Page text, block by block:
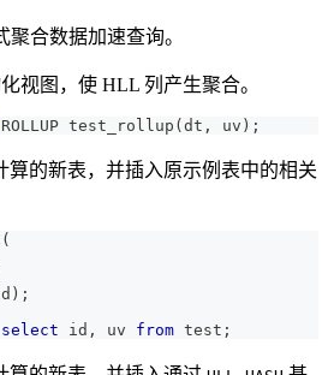
合数据加速查询。
视图，使 HLL 列产生聚合。
ROLLUP test_rollup ( dt , uv ) ;
算的新表，并插入原示例表中的相关
(
) ;
select id , uv from test ;